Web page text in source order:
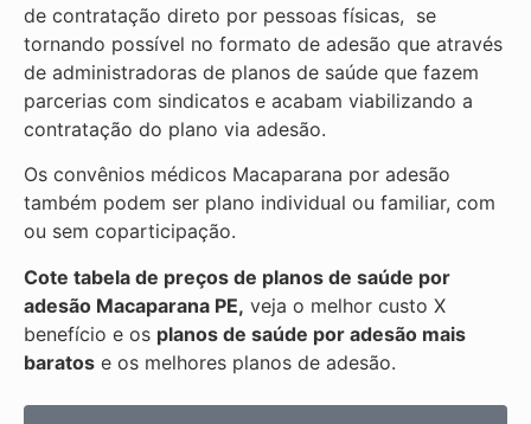
de contratação direto por pessoas físicas, se
tornando possível no formato de adesão que através
de administradoras de planos de saúde que fazem
parcerias com sindicatos e acabam viabilizando a
contratação do plano via adesão.
Os convênios médicos Macaparana por adesão
também podem ser plano individual ou familiar, com
ou sem coparticipação.
Cote tabela de preços de planos de saúde por
adesão Macaparana PE, veja o melhor custo X
benefício e os planos de saúde por adesão mais
baratos e os melhores planos de adesão.